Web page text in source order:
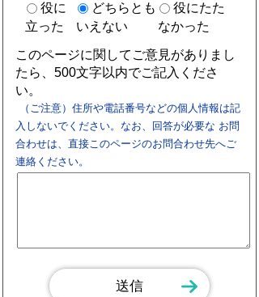
役に
立った
どちらとも
いえない
役にたた
なかった
このページに関してご意見がありまし
たら、500文字以内でご記入くださ
い。
（ご注意）住所や電話番号などの個人情報は記
入しないでください。なお、回答が必要な お問
合わせは、直接このページのお問合わせ先へご
連絡ください。